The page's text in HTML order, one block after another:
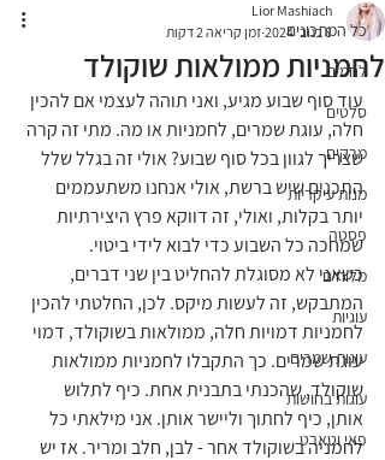
כל המתכונים
לחמים
סלטים
מרקים
מנות עיקריות
פסטה
מלוחים
עוגיות
עוגות שמרים
עוגות בחושות
פאי וטארט
לחמניות ממולאות שוקולד
Lior Mashiach
8 בנוב׳ 2024
זמן קריאה 2 דקות
עוד סוף שבוע מגיע, ואני תוהה לעצמי אם להכין
חלה, עוגת שמרים, לחמניות או מה. מתי זה קרה
שצריך לגוון בכל סוף שבוע? אולי זה בגלל שלל
התכנים שיש ברשת, אולי אנחנו משתעממים
יותר בקלות, ואולי, זה דווקא פרץ היצירתיות
שמחכה כל השבוע כדי לבוא לידי ביטוי.
כשאני לא מסוגלת להחליט בין שני דברים,
המתבקש, זה לעשות מיקס. לכן, החלטתי להכין
לחמניות דמויות חלה, ממולאות בשוקולד, דמוי
עוגת שמרים. כך התקבלו לחמניות ממולאות
שוקולד, שהכנתי בתבנית אחת. כיף לתלוש
אותן, כיף לחתוך וליישר אותן. אני מילאתי כל
לחמניה בשוקולד אחר - לבן, חלב ומריר. אז יש